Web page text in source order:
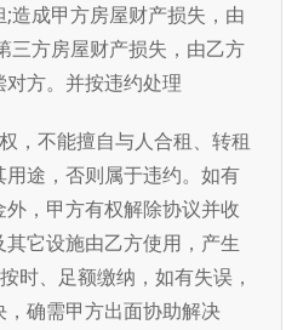
造成甲方房屋财产损失，由
三方房屋财产损失，由乙方
方。并按违约处理
，不能擅自与人合租、转租
途，否则属于违约。如有
，甲方有权解除协议并收
它设施由乙方使用，产生
时、足额缴纳，如有失误，
确需甲方出面协助解决